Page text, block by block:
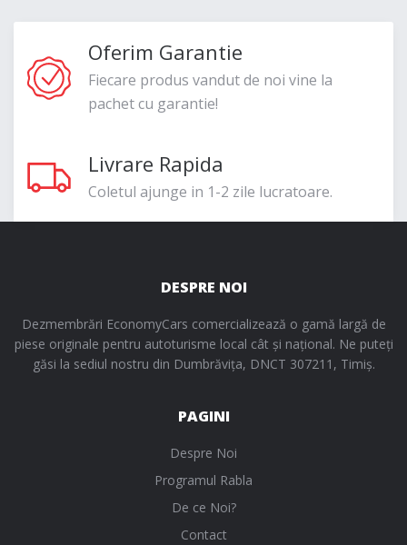
Oferim Garantie
Fiecare produs vandut de noi vine la
pachet cu garantie!
Livrare Rapida
Coletul ajunge in 1-2 zile lucratoare.
DESPRE NOI
Dezmembrări EconomyCars comercializează o gamă largă de
piese originale pentru autoturisme local cât și național. Ne puteți
găsi la sediul nostru din Dumbrăvița, DNCT 307211, Timiș.
PAGINI
Despre Noi
Programul Rabla
De ce Noi?
Contact